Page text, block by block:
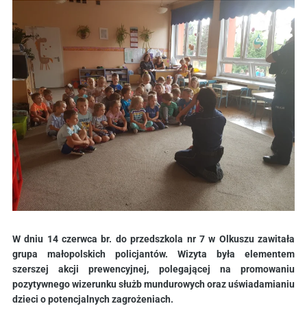
W dniu 14 czerwca br. do przedszkola nr 7 w Olkuszu zawitała
grupa małopolskich policjantów. Wizyta była elementem
szerszej akcji prewencyjnej, polegającej na promowaniu
pozytywnego wizerunku służb mundurowych oraz uświadamianiu
dzieci o potencjalnych zagrożeniach.